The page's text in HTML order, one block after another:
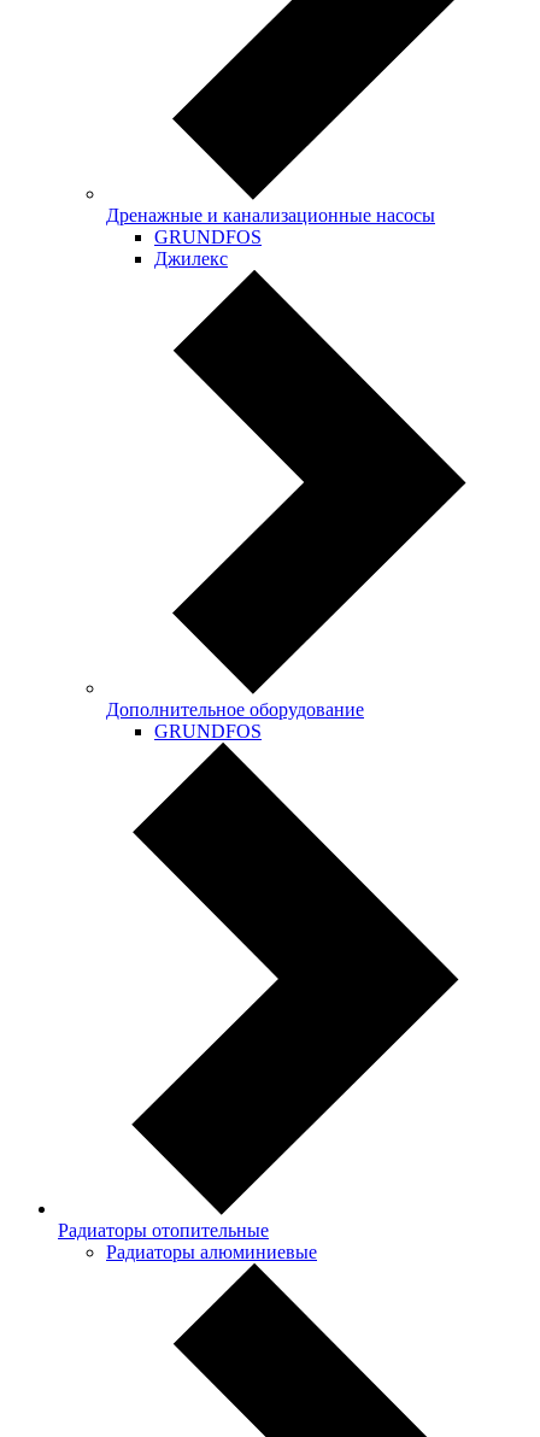
Дренажные и канализационные насосы
GRUNDFOS
Джилекс
Дополнительное оборудование
GRUNDFOS
Радиаторы отопительные
Радиаторы алюминиевые